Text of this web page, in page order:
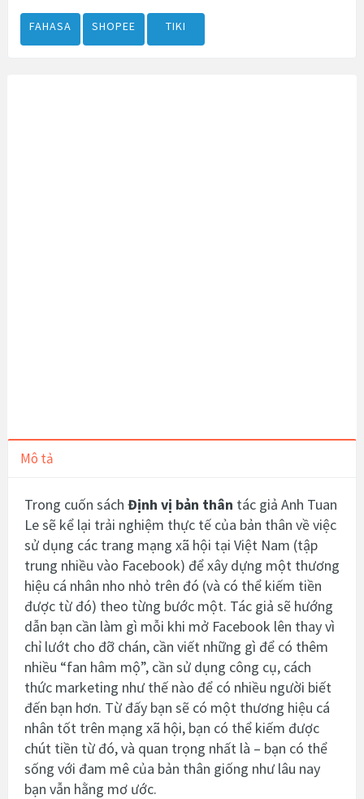
FAHASA SHOPEE TIKI
Mô tả
Trong cuốn sách Định vị bản thân tác giả Anh Tuan
Lesẽ kể lại trải nghiệm thực tế của bản thân về việc
sử dụng các trang mạng xã hội tại Việt Nam (tập
trung nhiều vào Facebook) để xây dựng một thương
hiệu cá nhân nho nhỏ trên đó (và có thể kiếm tiền
được từ đó) theo từng bước một. Tác giả sẽ hướng
dẫn bạn cần làm gì mỗi khi mở Facebook lên thay vì
chỉ lướt cho đỡ chán, cần viết những gì để có thêm
nhiều “fan hâm mộ”, cần sử dụng công cụ, cách
thức marketing như thế nào để có nhiều người biết
đến bạn hơn. Từ đấy bạn sẽ có một thương hiệu cá
nhân tốt trên mạng xã hội, bạn có thể kiếm được
chút tiền từ đó, và quan trọng nhất là – bạn có thể
sống với đam mê của bản thân giống như lâu nay
bạn vẫn hằng mơ ước.